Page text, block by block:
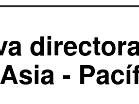
-